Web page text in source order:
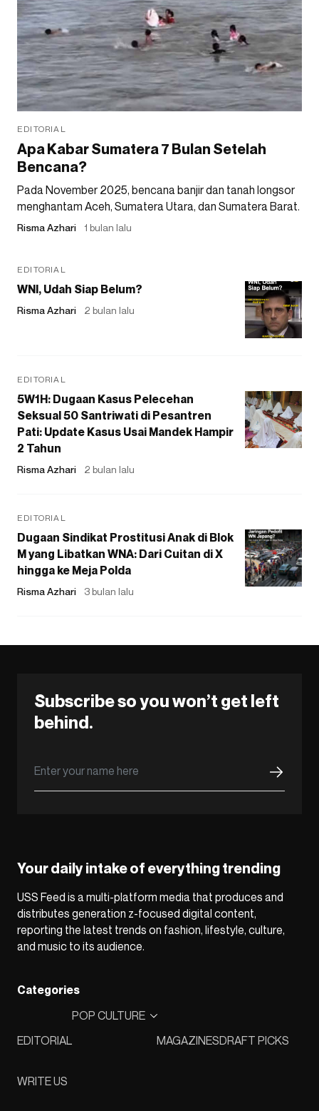
EDITORIAL
Apa Kabar Sumatera 7 Bulan Setelah
Bencana?
Pada November 2025, bencana banjir dan tanah longsor
menghantam Aceh, Sumatera Utara, dan Sumatera Barat.
Risma Azhari 1 bulan lalu
EDITORIAL
WNI, Udah Siap Belum?
Risma Azhari 2 bulan lalu
EDITORIAL
5W1H: Dugaan Kasus Pelecehan
Seksual 50 Santriwati di Pesantren
Pati: Update Kasus Usai Mandek Hampir
2 Tahun
Risma Azhari 2 bulan lalu
EDITORIAL
Dugaan Sindikat Prostitusi Anak di Blok
M yang Libatkan WNA: Dari Cuitan di X
hingga ke Meja Polda
Risma Azhari 3 bulan lalu
Subscribe so you won’t get left
behind.
Your daily intake of everything trending
USS Feed is a multi-platform media that produces and
distributes generation z-focused digital content,
reporting the latest trends on fashion, lifestyle, culture,
and music to its audience.
Categories
EDITORIAL
POP CULTURE
MAGAZINESDRAFT PICKS
WRITE US